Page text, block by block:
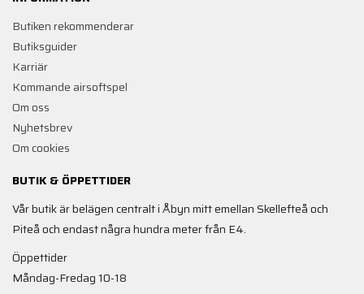
Butiken rekommenderar
Butiksguider
Karriär
Kommande airsoftspel
Om oss
Nyhetsbrev
Om cookies
BUTIK & ÖPPETTIDER
Vår butik är belägen centralt i Åbyn mitt emellan Skellefteå och
Piteå och endast några hundra meter från E4.
Öppettider
Måndag-Fredag 10-18